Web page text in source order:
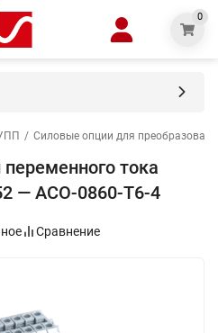
0
/ Силовые опции для
тока
— ACO-0860-T6-4
Сравнение